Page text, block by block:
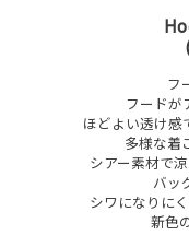
フ
フードが
ほどよい透け感
多様な着
シアー素材で
バッ
シワになりに
新色